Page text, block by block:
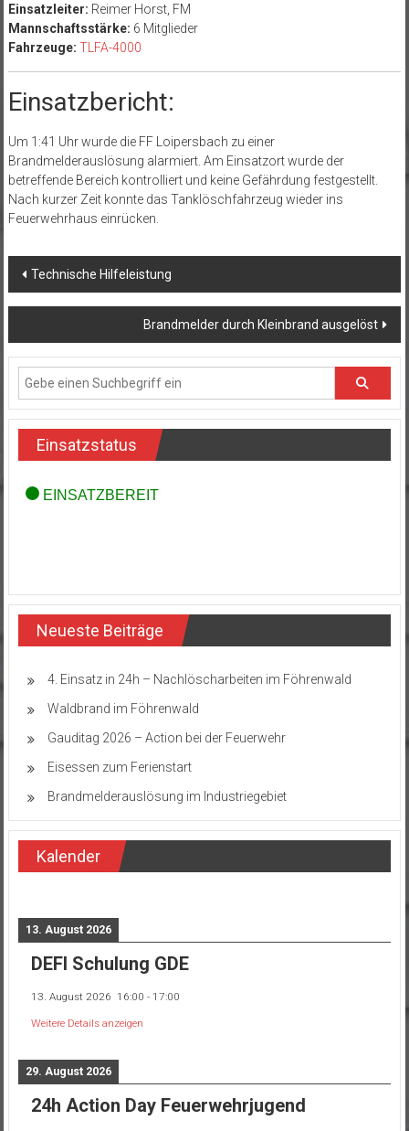
Einsatzleiter: Reimer Horst, FM
Mannschaftsstärke: 6 Mitglieder
Fahrzeuge: TLFA-4000
Einsatzbericht:
Um 1:41 Uhr wurde die FF Loipersbach zu einer
Brandmelderauslösung alarmiert. Am Einsatzort wurde der
betreffende Bereich kontrolliert und keine Gefährdung festgestellt.
Nach kurzer Zeit konnte das Tanklöschfahrzeug wieder ins
Feuerwehrhaus einrücken.
Beitragsnavigation
Technische Hilfeleistung
Brandmelder durch Kleinbrand ausgelöst
Einsatzstatus
Neueste Beiträge
4. Einsatz in 24h – Nachlöscharbeiten im Föhrenwald
Waldbrand im Föhrenwald
Gauditag 2026 – Action bei der Feuerwehr
Eisessen zum Ferienstart
Brandmelderauslösung im Industriegebiet
Kalender
13. August 2026
DEFI Schulung GDE
13. August 2026 16:00 - 17:00
Weitere Details anzeigen
29. August 2026
24h Action Day Feuerwehrjugend